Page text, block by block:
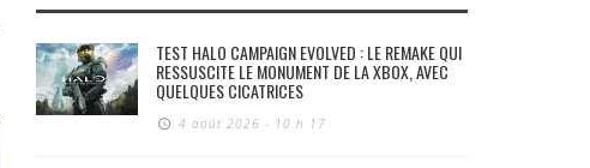
TEST HALO CAMPAIGN EVOLVED : LE REMAKE QUI
RESSUSCITE LE MONUMENT DE LA XBOX, AVEC
QUELQUES CICATRICES
4 août 2026 - 10 h 17